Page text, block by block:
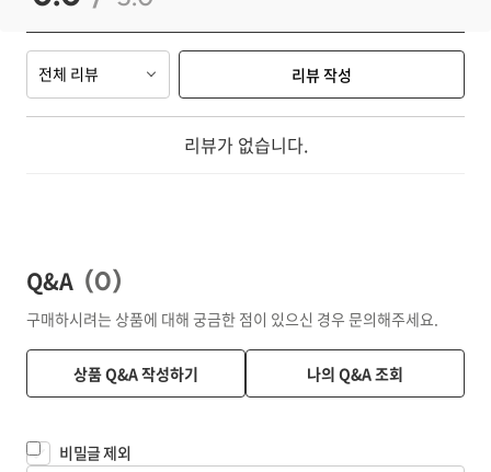
전체 리뷰 리뷰 작성
리뷰가 없습니다.
Q&A (0)
구매하시려는 상품에 대해 궁금한 점이 있으신 경우 문의해주세요.
상품 Q&A 작성하기 나의 Q&A 조회
비밀글 제외